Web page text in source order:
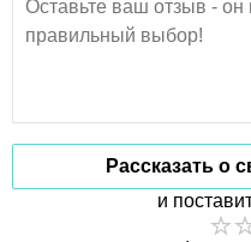
Рассказать о
и